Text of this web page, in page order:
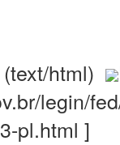
(text/html)
legin/
pl.html ]